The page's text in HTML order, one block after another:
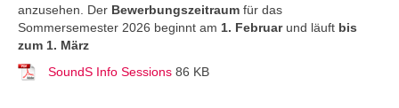
anzusehen. Der Bewerbungszeitraum für das
Sommersemester 2026 beginnt am 1. Februar und läuft bis
zum 1. März
SoundS Info Sessions 86 KB